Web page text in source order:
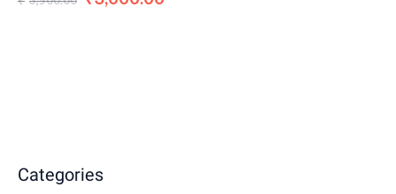
Categories